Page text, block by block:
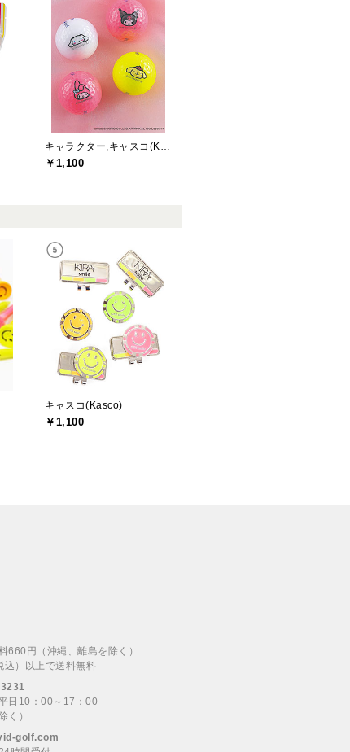
￥1,100
キャスコ(Kasco)
￥1,100
660円（沖縄、離島を除く）
込）以上で送料無料
日10：00～17：00
く）
golf.com